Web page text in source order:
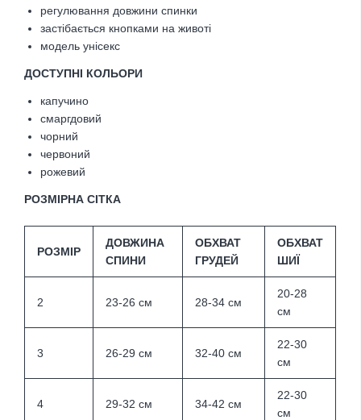
регулювання довжини спинки
застібається кнопками на животі
модель унісекс
ДОСТУПНІ КОЛЬОРИ
капучино
смаргдовий
чорний
червоний
рожевий
РОЗМІРНА СІТКА
РОЗМІР
ДОВЖИНА
СПИНИ
ОБХВАТ
ГРУДЕЙ
ОБХВАТ
ШИЇ
2 23-26 см 28-34 см
20-28
см
3 26-29 см 32-40 см
22-30
см
4 29-32 см 34-42 см
22-30
см